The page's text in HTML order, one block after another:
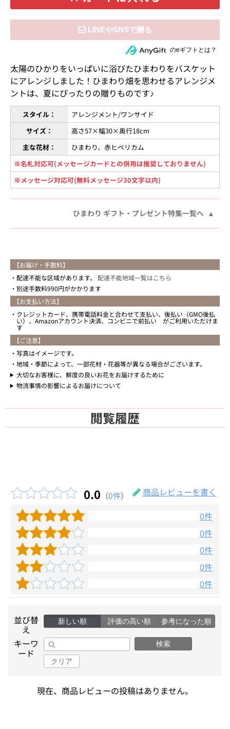
住所を知らない相手にeギフトで贈るのeギフトとは？
太陽のひかりをいっぱいに浴びたひまわりをバスケット
にアレンジしました！ひまわり畑を思わせるアレンジメ
ントは、夏にぴったりの贈りものです♪
スタイル：
アレンジメント/ワンサイド
サイズ：
高さ57×幅30×奥行18cm
主な花材：
ひまわり、赤ヒペリカム
※名札対応可(メッセージカードとの併用は推奨しておりません)
※メッセージ対応可(無料メッセージ30文字以内)
ひまわり ギフト・プレゼント特集一覧へ
【お届け・手数料】
配達不能な区域があります。 配達不能地域一覧はこちら
別途手数料990円がかかります
【お支払い方法】
クレジットカード、携帯電話料金と合わせて支払い、後払い（GMO後払
い）、Amazonアカウント決済、コンビニで前払い がご利用いただけま
す
【ご注意】
写真はイメージです。
地域・季節によって、一部花材・花器等が異なる場合がございます。
大切なお客様に、鮮度の良いお花をお届けするために
物流事情の影響によるお届けについて
閲覧履歴
0.0 （0件）
商品レビューを書く
0件
0件
0件
0件
0件
並び替
え
新しい順 評価の高い順 参考になった順
キーワ
ード
検索
クリア
現在、商品レビューの投稿はありません。